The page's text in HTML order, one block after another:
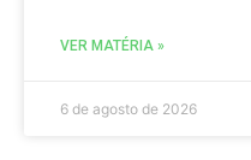
VER MATÉRIA »
6 de agosto de 2026